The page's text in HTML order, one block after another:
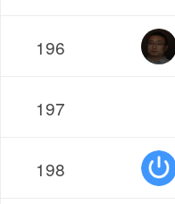
196
197
198